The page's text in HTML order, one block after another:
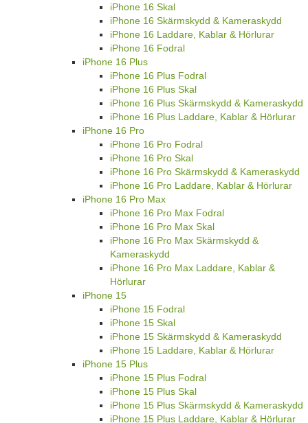
iPhone 16 Skal
iPhone 16 Skärmskydd & Kameraskydd
iPhone 16 Laddare, Kablar & Hörlurar
iPhone 16 Fodral
iPhone 16 Plus
iPhone 16 Plus Fodral
iPhone 16 Plus Skal
iPhone 16 Plus Skärmskydd & Kameraskydd
iPhone 16 Plus Laddare, Kablar & Hörlurar
iPhone 16 Pro
iPhone 16 Pro Fodral
iPhone 16 Pro Skal
iPhone 16 Pro Skärmskydd & Kameraskydd
iPhone 16 Pro Laddare, Kablar & Hörlurar
iPhone 16 Pro Max
iPhone 16 Pro Max Fodral
iPhone 16 Pro Max Skal
iPhone 16 Pro Max Skärmskydd &
Kameraskydd
iPhone 16 Pro Max Laddare, Kablar &
Hörlurar
iPhone 15
iPhone 15 Fodral
iPhone 15 Skal
iPhone 15 Skärmskydd & Kameraskydd
iPhone 15 Laddare, Kablar & Hörlurar
iPhone 15 Plus
iPhone 15 Plus Fodral
iPhone 15 Plus Skal
iPhone 15 Plus Skärmskydd & Kameraskydd
iPhone 15 Plus Laddare, Kablar & Hörlurar